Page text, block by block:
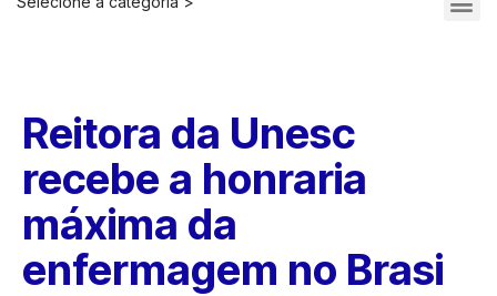
Reitora da Unesc
recebe a honraria
máxima da
enfermagem no Brasi